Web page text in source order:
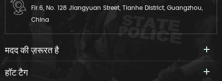
Flr.6, No. 128 Jiangyuan Street, Tianhe District, Guangzhou,
China
मदद की ज़रूरत है
हॉट टैग